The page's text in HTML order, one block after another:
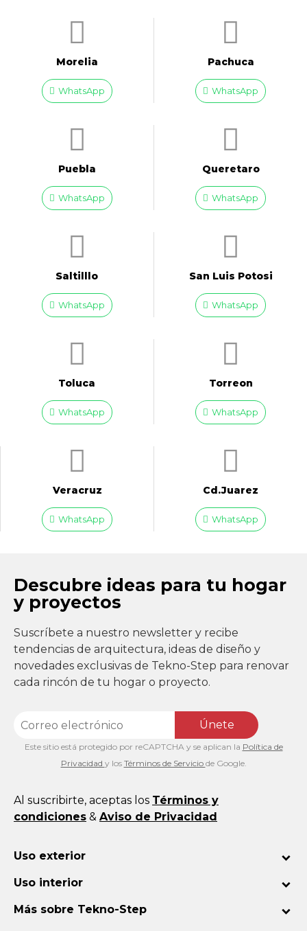
Morelia
WhatsApp
Pachuca
WhatsApp
Puebla
WhatsApp
Queretaro
WhatsApp
Saltilllo
WhatsApp
San Luis Potosi
WhatsApp
Toluca
WhatsApp
Torreon
WhatsApp
Veracruz
WhatsApp
Cd.Juarez
WhatsApp
Descubre ideas para tu hogar
y proyectos
Suscríbete a nuestro newsletter y recibe
tendencias de arquitectura, ideas de diseño y
novedades exclusivas de Tekno-Step para renovar
cada rincón de tu hogar o proyecto.
Únete
Este sitio está protegido por reCAPTCHA y se aplican la Política de
Privacidad y los Términos de Servicio de Google.
Al suscribirte, aceptas los Términos y
condiciones & Aviso de Privacidad
Uso exterior
Uso interior
Más sobre Tekno-Step